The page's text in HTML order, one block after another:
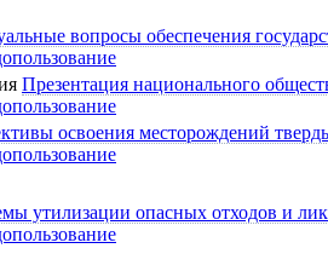
вопросы обеспечения
Презентация национального
освоения месторождений
утилизации опасных отходов и